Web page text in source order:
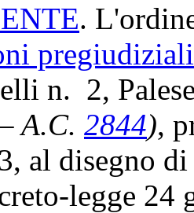
.
pregiudiziali
n. 2,
A.C. 2844),
al disegno
legge 24